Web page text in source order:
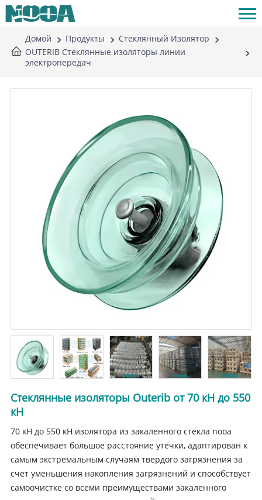
Домой Продукты
Стеклянный Изолятор
OUTERIB Стеклянные изоляторы линии
электропередач
Стеклянные изоляторы Outerib от 70 кН до 550
кН
70 кН до 550 кН изолятора из закаленного стекла nooa
обеспечивает большое расстояние утечки, адаптирован к
самым экстремальным случаям твердого загрязнения за
счет уменьшения накопления загрязнений и способствует
самоочистке со всеми преимуществами закаленного